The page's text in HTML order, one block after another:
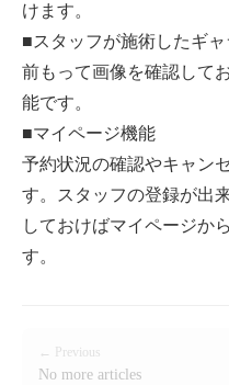
けます。
■スタッフが施術したギ
前もって画像を確認して
能です。
■マイページ機能
予約状況の確認やキャン
す。スタッフの登録が出
しておけばマイページか
す。
← Previous
No more articles